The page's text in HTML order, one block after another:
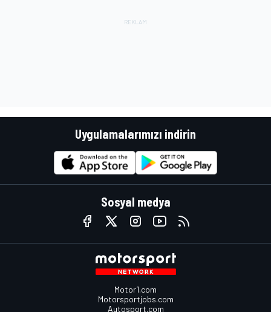
Uygulamalarımızı indirin
Sosyal medya
Motor1.com
Motorsportjobs.com
Autosport.com